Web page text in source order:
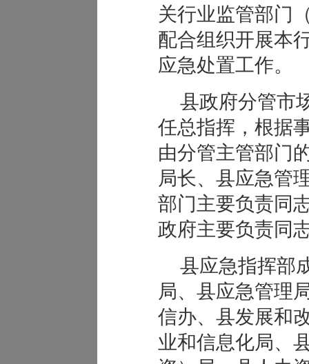
关行业监管部门
配合组织开展本
应急处置工作。
县政府分管市
任总指挥，根据
由分管主管部门
局长、县应急管
部门主要负责同
政府主要负责同
县应急指挥部
局、县应急管理
信办、县发展和
业和信息化局、